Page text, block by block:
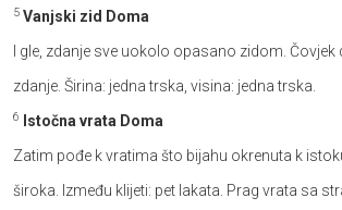
5 Vanjski zid Doma
I gle, zdanje sve uokolo opasano zidom.
zdanje. Širina: jedna trska, visina: jedna trska.
6
Istočna vrata Doma
Zatim pođe k vratima što bijahu okrenuta k
široka. Između klijeti: pet lakata. Prag vrata sa